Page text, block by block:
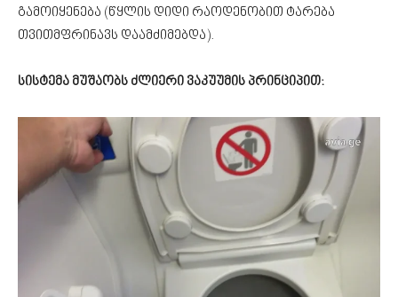
გამოიყენება (წყლის დიდი რაოდენობით ტარება
თვითმფრინავს დაამძიმებდა).
სისტემა მუშაობს ძლიერი ვაკუუმის პრინციპით: